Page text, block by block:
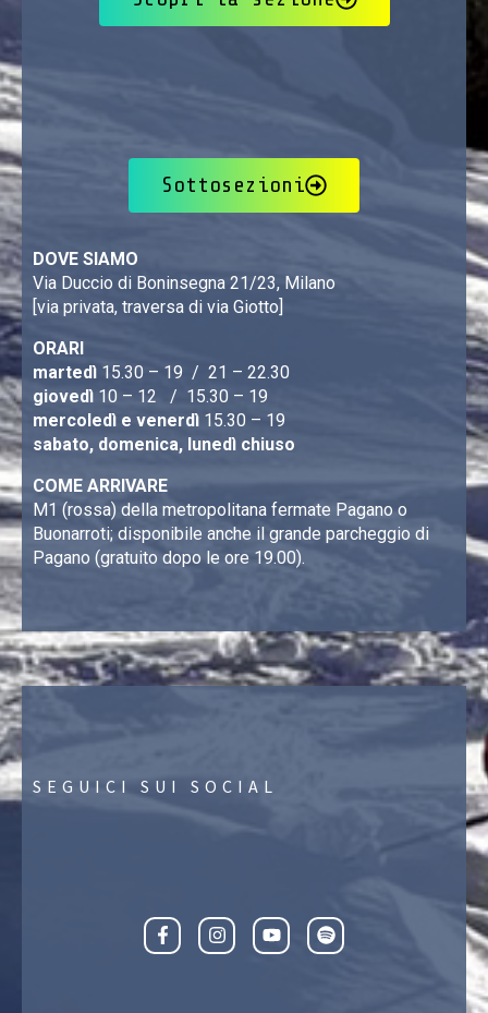
Sottosezioni
DOVE SIAMO
Via Duccio di Boninsegna 21/23, Milano
[via privata, traversa di via Giotto]
ORARI
martedì 15.30 – 19 / 21 – 22.30
giovedì 10 – 12 / 15.30 – 19
mercoledì e venerdì 15.30 – 19
sabato, domenica, lunedì chiuso
COME ARRIVARE
M1 (rossa) della metropolitana fermate Pagano o
Buonarroti; disponibile anche il grande parcheggio di
Pagano (gratuito dopo le ore 19.00).
SEGUICI SUI SOCIAL